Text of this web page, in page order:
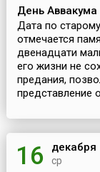
День Аввакума
Дата по
отмечается
двенадцати
его жизни не
предания,
представление
16 декабря
ср